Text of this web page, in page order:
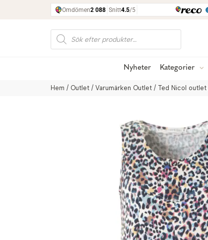
Produktsökning
Nyheter Kategorier
Hem / Outlet / Varumärken Outlet / Ted Nicol outlet